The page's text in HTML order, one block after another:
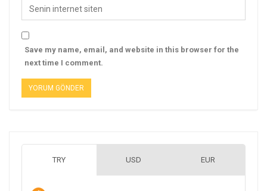
Save my name, email, and website in this browser for the
next time I comment.
TRY USD EUR